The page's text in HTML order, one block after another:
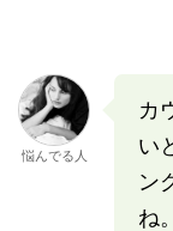
悩んでる人
カ
い
ン
ね